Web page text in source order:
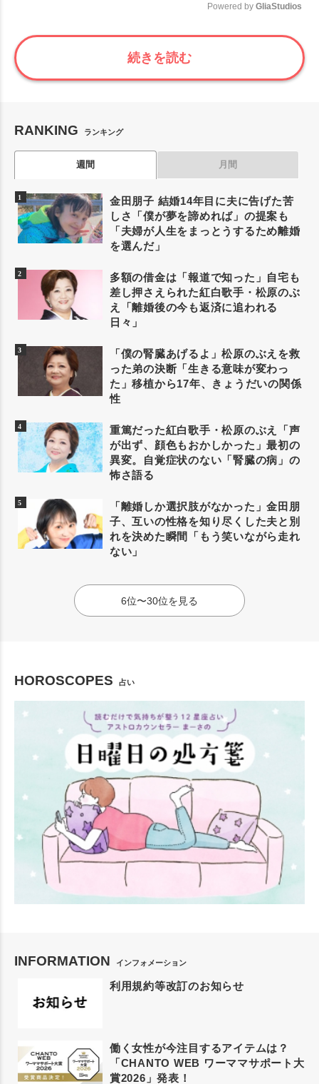
Mute
Powered by GliaStudios
続きを読む
RANKING ランキング
週間 月間
金田朋子 結婚14年目に夫に告げた苦
しさ「僕が夢を諦めれば」の提案も
「夫婦が人生をまっとうするため離婚
を選んだ」
多額の借金は「報道で知った」自宅も
差し押さえられた紅白歌手・松原のぶ
え「離婚後の今も返済に追われる
日々」
「僕の腎臓あげるよ」松原のぶえを救
った弟の決断「生きる意味が変わっ
た」移植から17年、きょうだいの関係
性
重篤だった紅白歌手・松原のぶえ「声
が出ず、顔色もおかしかった」最初の
異変。自覚症状のない「腎臓の病」の
怖さ語る
「離婚しか選択肢がなかった」金田朋
子、互いの性格を知り尽くした夫と別
れを決めた瞬間「もう笑いながら走れ
ない」
6位〜30位を見る
HOROSCOPES 占い
INFORMATION インフォメーション
利用規約等改訂のお知らせ
働く女性が今注目するアイテムは？
「CHANTO WEB ワーママサポート大
賞2026」発表！